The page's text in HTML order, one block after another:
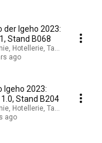
der Igeho 2023:
Halle 1.1, Stand B068
Hotellerie, Take-away und
ago
Igeho 2023:
Stand B204
Hotellerie, Take-away und
ago